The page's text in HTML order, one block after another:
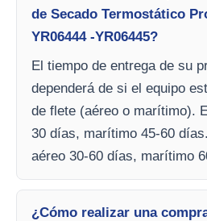
de Secado Termostático
YR06444 -YR06445?
El tiempo de entrega de su
dependerá de si el equipo
de flete (aéreo o marítimo).
30 días, marítimo 45-60
aéreo 30-60 días, marítimo
¿Cómo realizar una